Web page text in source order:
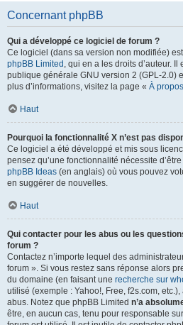
Concernant phpBB
Qui a développé ce logiciel de forum ?
Ce logiciel (dans sa version non modifiée)
phpBB Limited , qui en a les droits d’auteur.
publique générale GNU version 2 (GPL-2.0)
plus d’informations, visitez la page « À
Haut
Pourquoi la fonctionnalité X n’est pas
Ce logiciel a été développé et mis sous
pensez qu’une fonctionnalité nécessite
phpBB Ideas (en anglais) où vous pouvez
en suggérer de nouvelles.
Haut
Qui contacter pour les abus ou les
forum ?
Contactez n’importe lequel des
forum ». Si vous restez sans réponse alors
du domaine (en faisant une recherche sur
utilisé (exemple : Yahoo!, Free, f2s.com,
abus. Notez que phpBB Limited n’a
être, en aucun cas, tenu pour responsable sur